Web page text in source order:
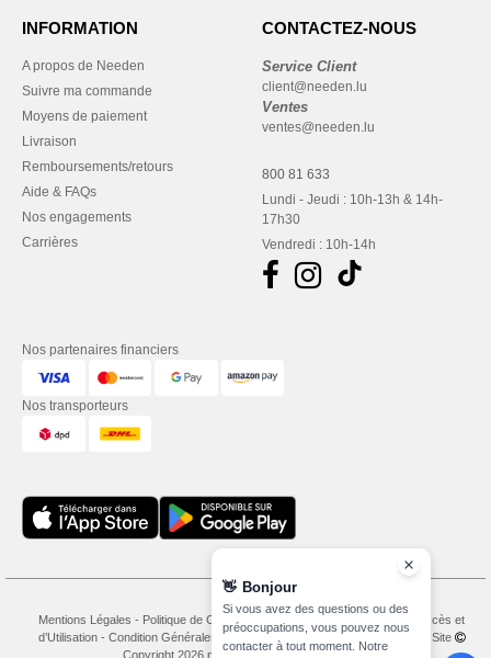
INFORMATION
A propos de Needen
Suivre ma commande
Moyens de paiement
Livraison
Remboursements/retours
Aide & FAQs
Nos engagements
Carrières
CONTACTEZ-NOUS
Service Client
client@needen.lu
Ventes
ventes@needen.lu
800 81 633
Lundi - Jeudi : 10h-13h & 14h-
17h30
Vendredi : 10h-14h
Nos partenaires financiers
Nos transporteurs
Mentions Légales - Politique de Confidentialité
Conditions Générales d’Accès et
d’Utilisation- Condition Générales d'Achat - Politique de Cookies
Plan du Site
Copyright 2026 needen.lu - Tous droits réservés
👋 Bonjour
Si vous avez des questions ou des
préoccupations, vous pouvez nous
contacter à tout moment. Notre